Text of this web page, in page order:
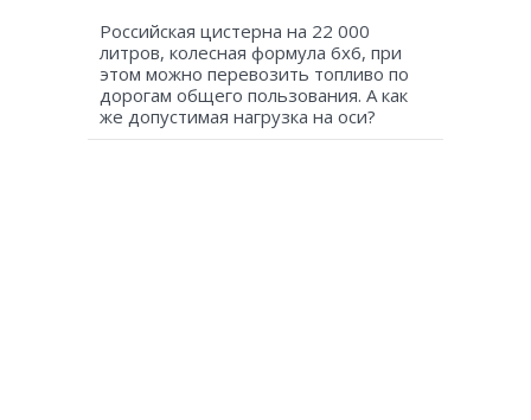
Российская цистерна на 22 000
литров, колесная формула 6х6, при
этом можно перевозить топливо по
дорогам общего пользования. А как
же допустимая нагрузка на оси?